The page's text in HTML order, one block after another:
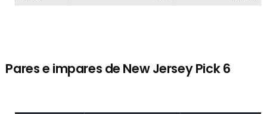
Pares e impares de New Jersey Pick 6